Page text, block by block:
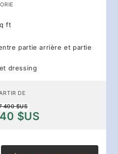
ft
partie arrière et partie
dressing
DE
400 $US
$US